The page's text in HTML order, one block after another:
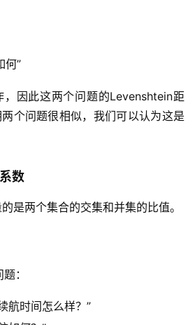
何”
因此这两个问题的Levenshtein距
个问题很相似，我们可以认为这是
数
是两个集合的交集和并集的比值。
：
航时间怎么样？”